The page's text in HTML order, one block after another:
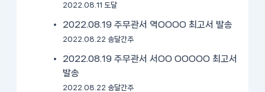
2022.08.11 도달
2022.08.19 주무관서 역OOOO 최고서 발송
2022.08.22 송달간주
2022.08.19 주무관서 서OO OOOOO 최고서
발송
2022.08.22 송달간주